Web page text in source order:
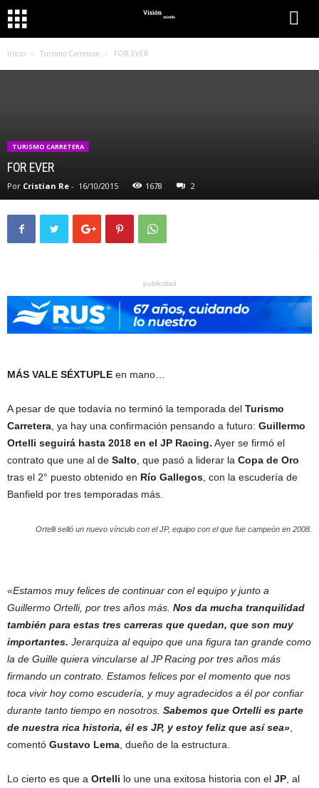
Inicio Turismo Carretera FOR EVER
TURISMO CARRETERA
FOR EVER
Por Cristian Re - 16/10/2015 1678 2
publicidad
MÁS VALE SÉXTUPLE en mano…
A pesar de que todavía no terminó la temporada del Turismo
Carretera , ya hay una confirmación pensando a futuro: Guillermo
Ortelli seguirá hasta 2018 en el JP Racing. Ayer se firmó el
contrato que une al de Salto , que pasó a liderar la Copa de Oro
tras el 2° puesto obtenido en Río Gallegos , con la escudería de
Banfield por tres temporadas más.
Ortelli selló un nuevo vínculo con el JP, equipo con el que fue campeón en 2008.
«Estamos muy felices de continuar con el equipo y junto a
Guillermo Ortelli, por tres años más. Nos da mucha tranquilidad
también para estas tres carreras que quedan, que son muy
importantes. Jerarquiza al equipo que una figura tan grande como
la de Guille quiera vincularse al JP Racing por tres años más
firmando un contrato. Estamos felices por el momento que nos
toca vivir hoy como escudería, y muy agradecidos a él por confiar
durante tanto tiempo en nosotros. Sabemos que Ortelli es parte
de nuestra rica historia, él es JP, y estoy feliz que así sea»
comentó Gustavo Lema , dueño de la estructura.
Lo cierto es que a Ortelli lo une una exitosa historia con el JP , al